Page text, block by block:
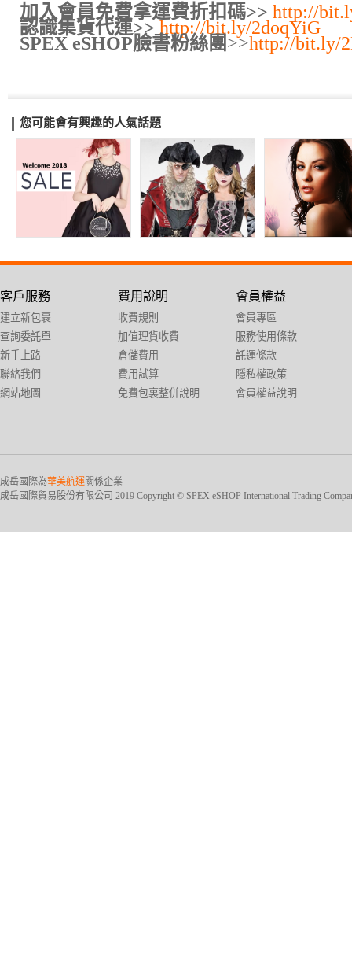
加入會員免費拿運費折扣碼>> http://
認識集貨代運>> http://bit.ly/2doqYiG
SPEX eSHOP臉書粉絲團>>http://bit.ly/
您可能會有興趣的人氣話題
客戶服務
建立新包裹
查詢委託單
新手上路
聯絡我們
網站地圖
費用說明
收費規則
加值理貨收費
倉儲費用
費用試算
免費包裏整併說明
會員權益
會員專區
服務使用條款
託運條款
隱私權政策
會員權益說明
成岳國際為華美航運關係企業
成岳國際貿易股份有限公司 2019 Copyright © SPEX eSHOP International Trading